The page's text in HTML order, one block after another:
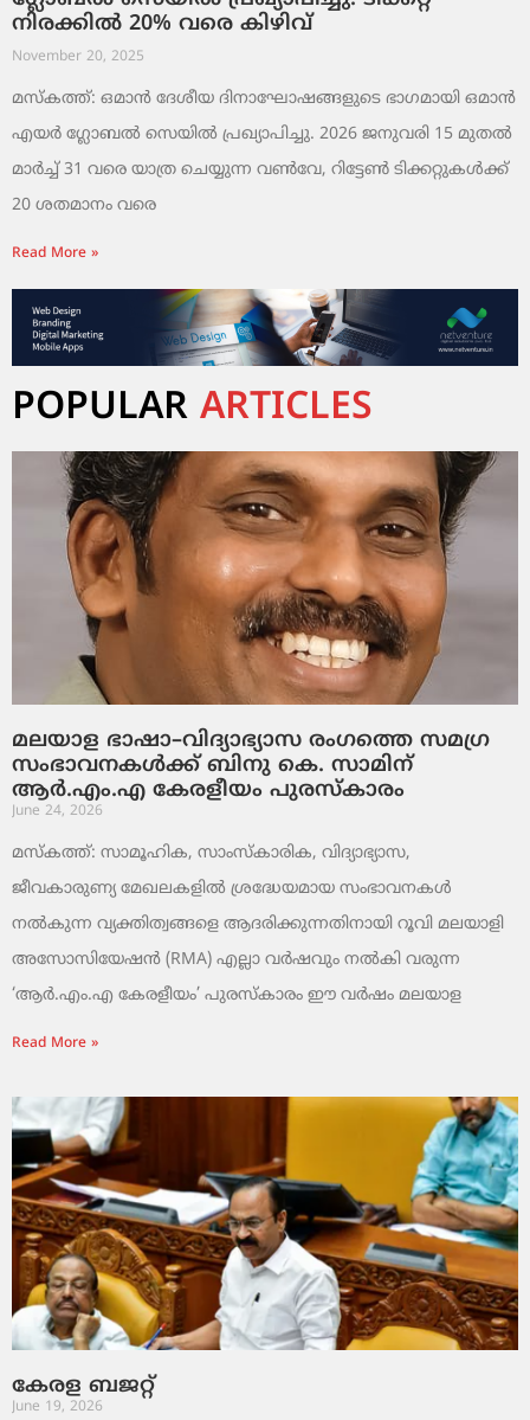
നിരക്കിൽ 20% വരെ കിഴിവ്
November 20, 2025
മസ്‌കത്ത്: ഒമാൻ ദേശീയ ദിനാഘോഷങ്ങളുടെ ഭാഗമായി ഒമാൻ
എയർ ഗ്ലോബൽ സെയിൽ പ്രഖ്യാപിച്ചു. 2026 ജനുവരി 15 മുതൽ
മാർച്ച് 31 വരെ യാത്ര ചെയ്യുന്ന വൺവേ, റിട്ടേൺ ടിക്കറ്റുകൾക്ക്
20 ശതമാനം വരെ
Read More »
POPULAR ARTICLES
മലയാള ഭാഷാ–വിദ്യാഭ്യാസ രംഗത്തെ സമഗ്ര
സംഭാവനകൾക്ക് ബിനു കെ. സാമിന്
ആർ.എം.എ കേരളീയം പുരസ്‌കാരം
June 24, 2026
മസ്കത്ത്: സാമൂഹിക, സാംസ്‌കാരിക, വിദ്യാഭ്യാസ,
ജീവകാരുണ്യ മേഖലകളിൽ ശ്രദ്ധേയമായ സംഭാവനകൾ
നൽകുന്ന വ്യക്തിത്വങ്ങളെ ആദരിക്കുന്നതിനായി റൂവി മലയാളി
അസോസിയേഷൻ (RMA) എല്ലാ വർഷവും നൽകി വരുന്ന
‘ആർ.എം.എ കേരളീയം’ പുരസ്‌കാരം ഈ വർഷം മലയാള
Read More »
കേരള ബജറ്റ്
June 19, 2026